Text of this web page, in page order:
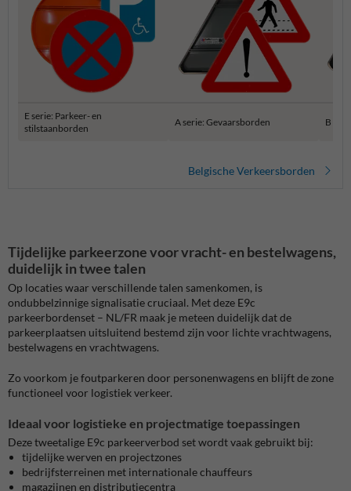
E serie: Parkeer- en
stilstaanborden
A serie: Gevaarsborden B
Belgische Verkeersborden
Tijdelijke parkeerzone voor vracht- en bestelwagens,
duidelijk in twee talen
Op locaties waar verschillende talen samenkomen, is
ondubbelzinnige signalisatie cruciaal. Met deze E9c
parkeerbordenset – NL/FR maak je meteen duidelijk dat de
parkeerplaatsen uitsluitend bestemd zijn voor lichte vrachtwagens,
bestelwagens en vrachtwagens.
Zo voorkom je foutparkeren door personenwagens en blijft de zone
functioneel voor logistiek verkeer.
Ideaal voor logistieke en projectmatige toepassingen
Deze tweetalige E9c parkeerverbod set wordt vaak gebruikt bij:
tijdelijke werven en projectzones
bedrijfsterreinen met internationale chauffeurs
magazijnen en distributiecentra